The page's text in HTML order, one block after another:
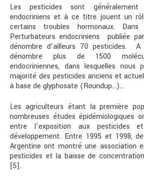
Les pesticides sont généralement
endocriniens et à ce titre jouent un
certains troubles hormonaux.
Perturbateurs endocriniens publiée
dénombre d’ailleurs 70 pesticides. A
dénombre plus de 1500
endocriniennes, dans lesquelles nous
majorité des pesticides anciens et
à base de glyphosate (Roundup…)…
Les agriculteurs étant la première
nombreuses études épidémiologiques
entre l’exposition aux pesticides
développement. Entre 1995 et 1998,
Argentine ont montré une association
pesticides et la baisse de
[5].